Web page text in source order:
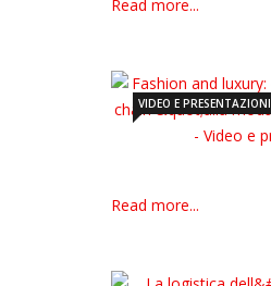
Read more...
VIDEO E PRESENTAZIONI
Read more...